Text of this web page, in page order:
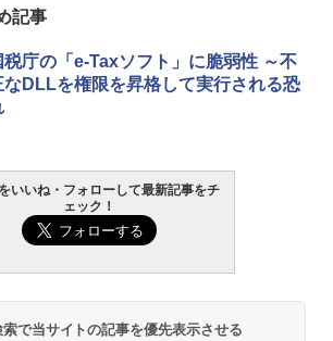
記事
税庁の「e-Taxソフト」に脆弱性 ～不
なDLLを権限を昇格して実行される恐
いいね・フォローして最新記事をチ
ェック！
で当サイトの記事を優先表示させる